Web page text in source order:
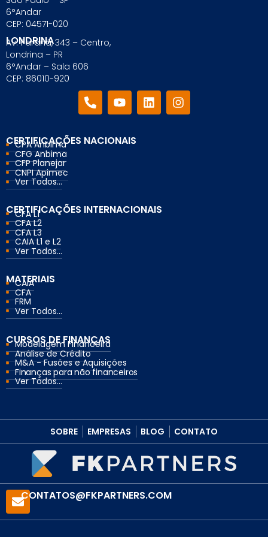
6°Andar
CEP: 04571-020
LONDRINA
Av. Paraná, 343 – Centro,
Londrina – PR
6°Andar – Sala 606
CEP: 86010-920
CERTIFICAÇÕES NACIONAIS
CPA Anbima
CFG Anbima
CFP Planejar
CNPI Apimec
Ver Todos...
CERTIFICAÇÕES INTERNACIONAIS
CFA L1
CFA L2
CFA L3
CAIA L1 e L2
Ver Todos...
MATERIAIS
CAIA
CFA
FRM
Ver Todos...
CURSOS DE FINANÇAS
Modelagem Financeira
Análise de Crédito
M&A - Fusões e Aquisições
Finanças para não financeiros
Ver Todos...
SOBRE EMPRESAS BLOG CONTATO
CONTATOS@FKPARTNERS.COM